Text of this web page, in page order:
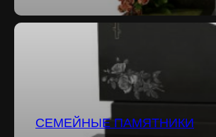
СЕМЕЙНЫЕ ПАМЯТНИКИ